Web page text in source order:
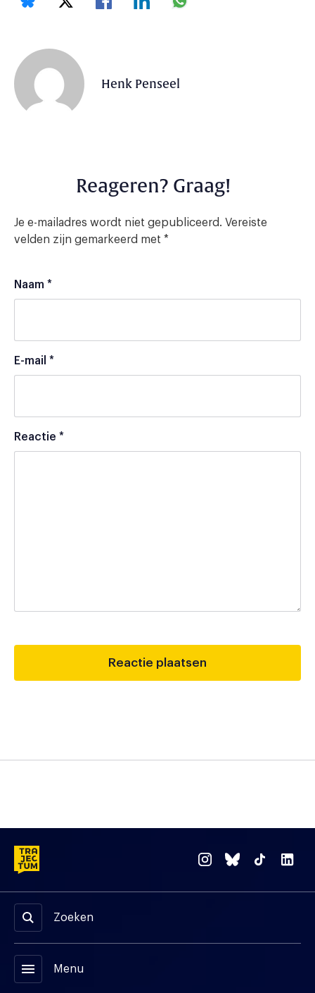
Henk Penseel
Reageren? Graag!
Je e-mailadres wordt niet gepubliceerd. Vereiste
velden zijn gemarkeerd met *
Naam *
E-mail *
Reactie *
Zoeken
menu Menu